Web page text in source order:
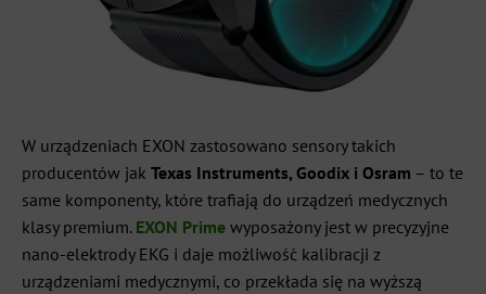
W urządzeniach EXON zastosowano sensory takich
producentów jak Texas Instruments, Goodix i Osram – to te
same komponenty, które trafiają do urządzeń medycznych
klasy premium. EXON Prime wyposażony jest w precyzyjne
nano-elektrody EKG i daje możliwość kalibracji z
urządzeniami medycznymi, co przekłada się na wyższą